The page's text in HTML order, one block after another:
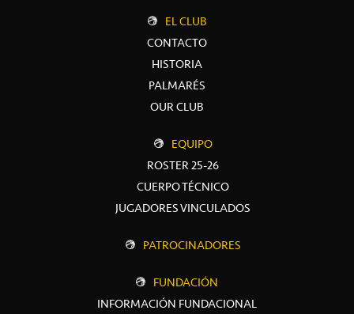
EL CLUB
CONTACTO
HISTORIA
PALMARÉS
OUR CLUB
EQUIPO
ROSTER 25-26
CUERPO TÉCNICO
JUGADORES VINCULADOS
PATROCINADORES
FUNDACIÓN
INFORMACIÓN FUNDACIONAL